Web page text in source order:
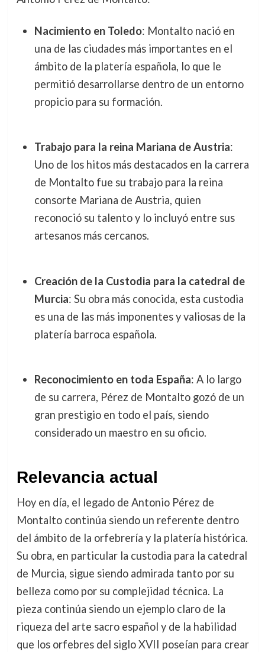
Nacimiento en Toledo: Montalto nació en
una de las ciudades más importantes en el
ámbito de la platería española, lo que le
permitió desarrollarse dentro de un entorno
propicio para su formación.
Trabajo para la reina Mariana de Austria:
Uno de los hitos más destacados en la carrera
de Montalto fue su trabajo para la reina
consorte Mariana de Austria, quien
reconoció su talento y lo incluyó entre sus
artesanos más cercanos.
Creación de la Custodia para la catedral de
Murcia: Su obra más conocida, esta custodia
es una de las más imponentes y valiosas de la
platería barroca española.
Reconocimiento en toda España: A lo largo
de su carrera, Pérez de Montalto gozó de un
gran prestigio en todo el país, siendo
considerado un maestro en su oficio.
Relevancia actual
Hoy en día, el legado de Antonio Pérez de
Montalto continúa siendo un referente dentro
del ámbito de la orfebrería y la platería histórica.
Su obra, en particular la custodia para la catedral
de Murcia, sigue siendo admirada tanto por su
belleza como por su complejidad técnica. La
pieza continúa siendo un ejemplo claro de la
riqueza del arte sacro español y de la habilidad
que los orfebres del siglo XVII poseían para crear